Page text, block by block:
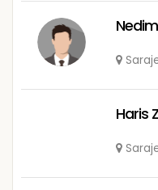
Haris